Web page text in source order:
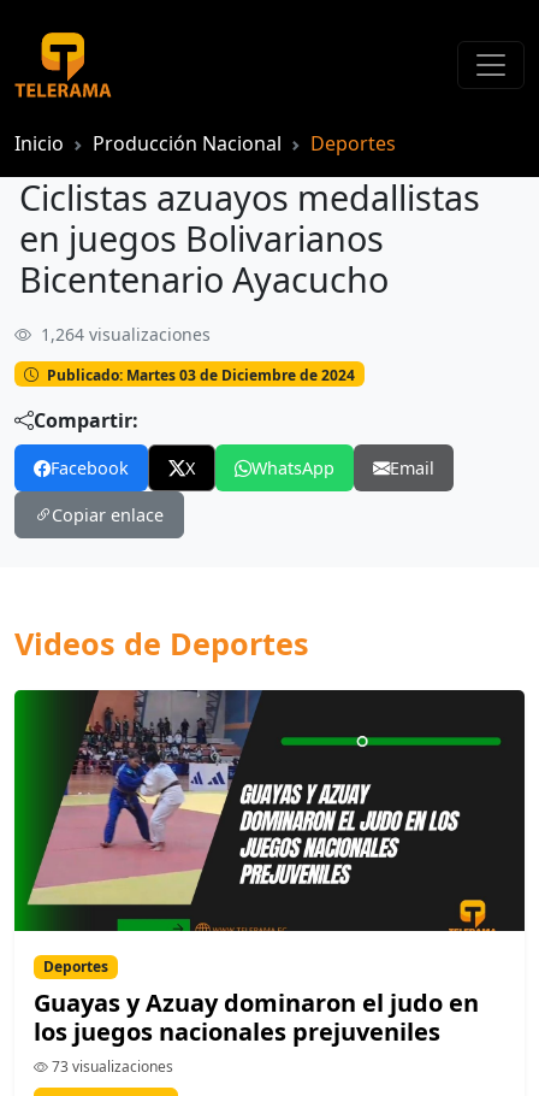
Inicio Producción Nacional Deportes
Ciclistas azuayos medallistas
en juegos Bolivarianos
Bicentenario Ayacucho
1,264 visualizaciones
Publicado: Martes 03 de Diciembre de 2024
Compartir:
Facebook X WhatsApp Email
Copiar enlace
Videos de Deportes
Deportes
Guayas y Azuay dominaron el judo en
los juegos nacionales prejuveniles
73 visualizaciones